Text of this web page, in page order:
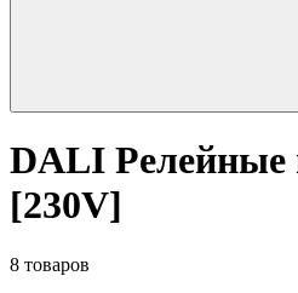
DALI Релейные
[230V]
8 товаров